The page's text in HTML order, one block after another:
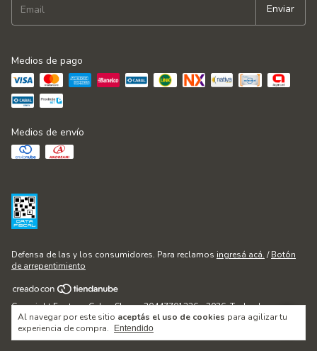
Al navegar por este sitio aceptás el uso de cookies para agilizar tu
experiencia de compra.
Entendido
Medios de pago
Medios de envío
Defensa de las y los consumidores. Para reclamos ingresá acá. / Botón
de arrepentimiento
Copyright Fontana Cakes Shop - 20447701236 - 2026. Todos los
derechos reservados.